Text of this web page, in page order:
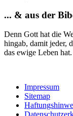
... & aus der
Denn Gott hat die
hingab, damit jeder,
das ewige Leben hat.
Impressum
Sitemap